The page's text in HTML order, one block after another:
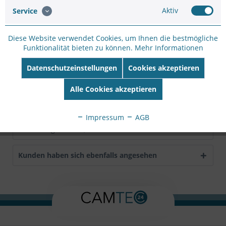
Hersteller:
Hersteller Artikel-
Nr:
WV-S25500-V3LN1
EAN:
4582619071566
Kunden haben sich ebenfalls angesehen
Service Aktiv
Diese Website verwendet Cookies, um Ihnen die bestmögliche
Funktionalität bieten zu können. Mehr Informationen
Datenschutzeinstellungen Cookies akzeptieren
Alle Cookies akzeptieren
Impressum AGB